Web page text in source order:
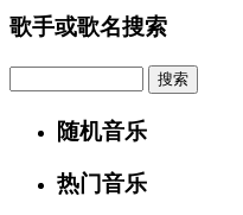
歌手或歌名搜索
随机音乐
热门音乐